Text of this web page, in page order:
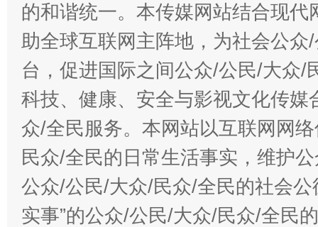
的和谐统一。本传媒网站结合现
助全球互联网主阵地，为社会公
台，促进国际之间公众/公民/大众/
科技、健康、安全与影视文化传
众/全民服务。本网站以互联网网
民众/全民的日常生活事实，维护
公众/公民/大众/民众/全民的社会公
实事”的公众/公民/大众/民众/全民